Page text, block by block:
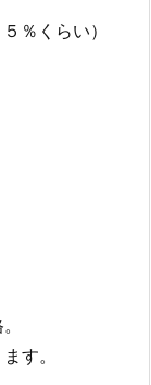
％くらい）
す。